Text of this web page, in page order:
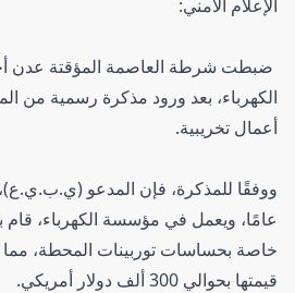
الإعلام الأمني:
ضبطت شرطة العاصمة المؤقتة
الكهرباء، بعد ورود مذكرة رسمية من
أعمال تخريبية.
عامًا، ويعمل في مؤسسة الكهرباء، قام
خاصة بحساسات توربينات المحطة،
قيمتها بحوالي 300 ألف دولار أمريكي.